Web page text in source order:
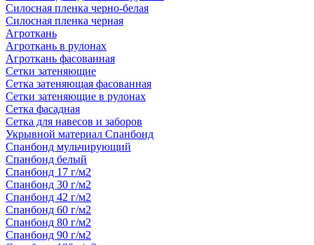
Силосная пленка черно-белая
Силосная пленка черная
Агроткань
Агроткань в рулонах
Агроткань фасованная
Сетки затеняющие
Сетка затеняющая фасованная
Сетки затеняющие в рулонах
Сетка фасадная
Сетка для навесов и заборов
Укрывной материал Спанбонд
Спанбонд мульчирующий
Спанбонд белый
Спанбонд 17 г/м2
Спанбонд 30 г/м2
Спанбонд 42 г/м2
Спанбонд 60 г/м2
Спанбонд 80 г/м2
Спанбонд 90 г/м2